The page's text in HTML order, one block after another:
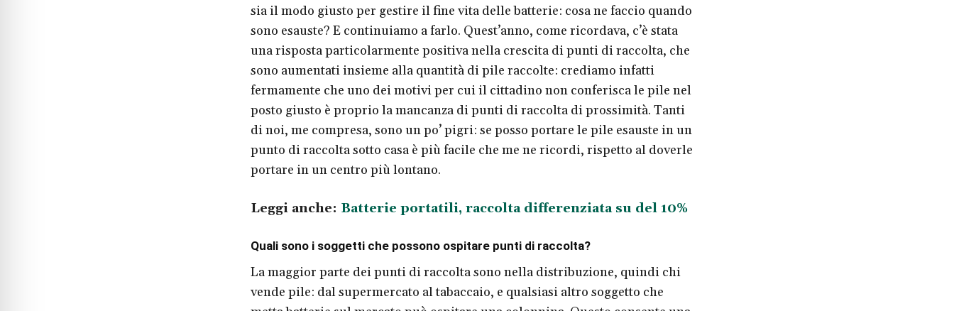
sia il modo giusto per gestire il fine vita delle batterie: cosa ne faccio quando
sono esauste? E continuiamo a farlo. Quest’anno, come ricordava, c’è stata
una risposta particolarmente positiva nella crescita di punti di raccolta, che
sono aumentati insieme alla quantità di pile raccolte: crediamo infatti
fermamente che uno dei motivi per cui il cittadino non conferisca le pile nel
posto giusto è proprio la mancanza di punti di raccolta di prossimità. Tanti
di noi, me compresa, sono un po’ pigri: se posso portare le pile esauste in un
punto di raccolta sotto casa è più facile che me ne ricordi, rispetto al doverle
portare in un centro più lontano.
Leggi anche: Batterie portatili, raccolta differenziata su del 10%
Quali sono i soggetti che possono ospitare punti di raccolta?
La maggior parte dei punti di raccolta sono nella distribuzione, quindi chi
vende pile: dal supermercato al tabaccaio, e qualsiasi altro soggetto che